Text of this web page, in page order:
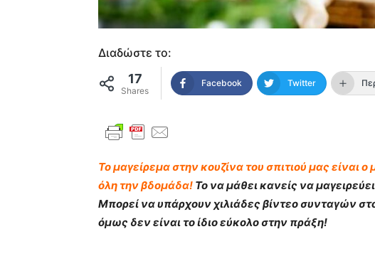
Διαδώστε το:
17
Shares
Facebook Twitter
Το μαγείρεμα στην κουζίνα του σπιτιού μας είναι
όλη την βδομάδα! Το να μάθει κανείς να
Μπορεί να υπάρχουν χιλιάδες βίντεο συνταγών
όμως δεν είναι το ίδιο εύκολο στην πράξη!